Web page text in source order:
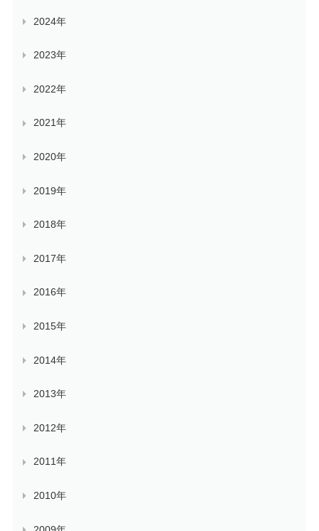
2024年
2023年
2022年
2021年
2020年
2019年
2018年
2017年
2016年
2015年
2014年
2013年
2012年
2011年
2010年